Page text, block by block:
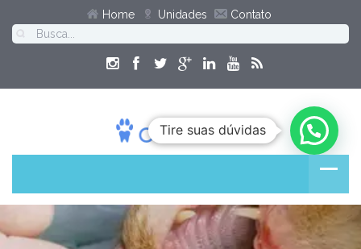
Home Unidades Contato
Tire suas dúvidas